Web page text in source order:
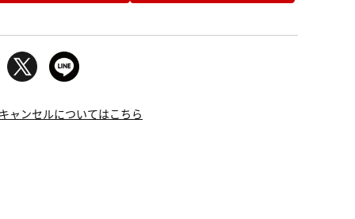
ャンセルについてはこちら